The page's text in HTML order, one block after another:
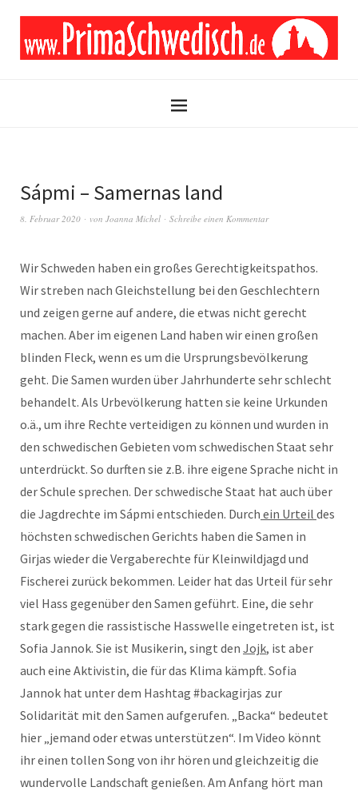
Sápmi – Samernas land
8. Februar 2020 von Joanna Michel Schreibe einen Kommentar
Wir Schweden haben ein großes Gerechtigkeitspathos.
Wir streben nach Gleichstellung bei den Geschlechtern
und zeigen gerne auf andere, die etwas nicht gerecht
machen. Aber im eigenen Land haben wir einen großen
blinden Fleck, wenn es um die Ursprungsbevölkerung
geht. Die Samen wurden über Jahrhunderte sehr schlecht
behandelt. Als Urbevölkerung hatten sie keine Urkunden
o.ä., um ihre Rechte verteidigen zu können und wurden in
den schwedischen Gebieten vom schwedischen Staat sehr
unterdrückt. So durften sie z.B. ihre eigene Sprache nicht in
der Schule sprechen. Der schwedische Staat hat auch über
die Jagdrechte im Sápmi entschieden. Durch ein Urteil des
höchsten schwedischen Gerichts haben die Samen in
Girjas wieder die Vergaberechte für Kleinwildjagd und
Fischerei zurück bekommen. Leider hat das Urteil für sehr
viel Hass gegenüber den Samen geführt. Eine, die sehr
stark gegen die rassistische Hasswelle eingetreten ist, ist
Sofia Jannok. Sie ist Musikerin, singt den Jojk, ist aber
auch eine Aktivistin, die für das Klima kämpft. Sofia
Jannok hat unter dem Hashtag #backagirjas zur
Solidarität mit den Samen aufgerufen. „Backa“ bedeutet
hier „jemand oder etwas unterstützen“. Im Video könnt
ihr einen tollen Song von ihr hören und gleichzeitig die
wundervolle Landschaft genießen. Am Anfang hört man